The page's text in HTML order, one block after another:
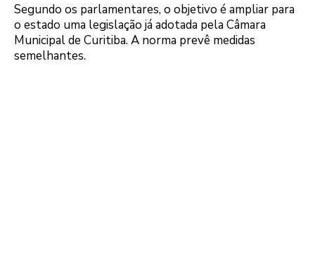
Segundo os parlamentares, o objetivo é ampliar para
o estado uma legislação já adotada pela Câmara
Municipal de Curitiba. A norma prevê medidas
semelhantes.